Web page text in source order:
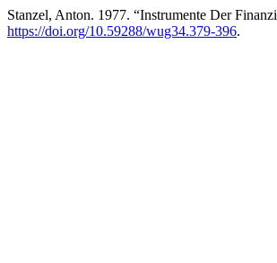
Stanzel, Anton. 1977. “Instrumente Der
https://doi.org/10.59288/wug34.379-396.